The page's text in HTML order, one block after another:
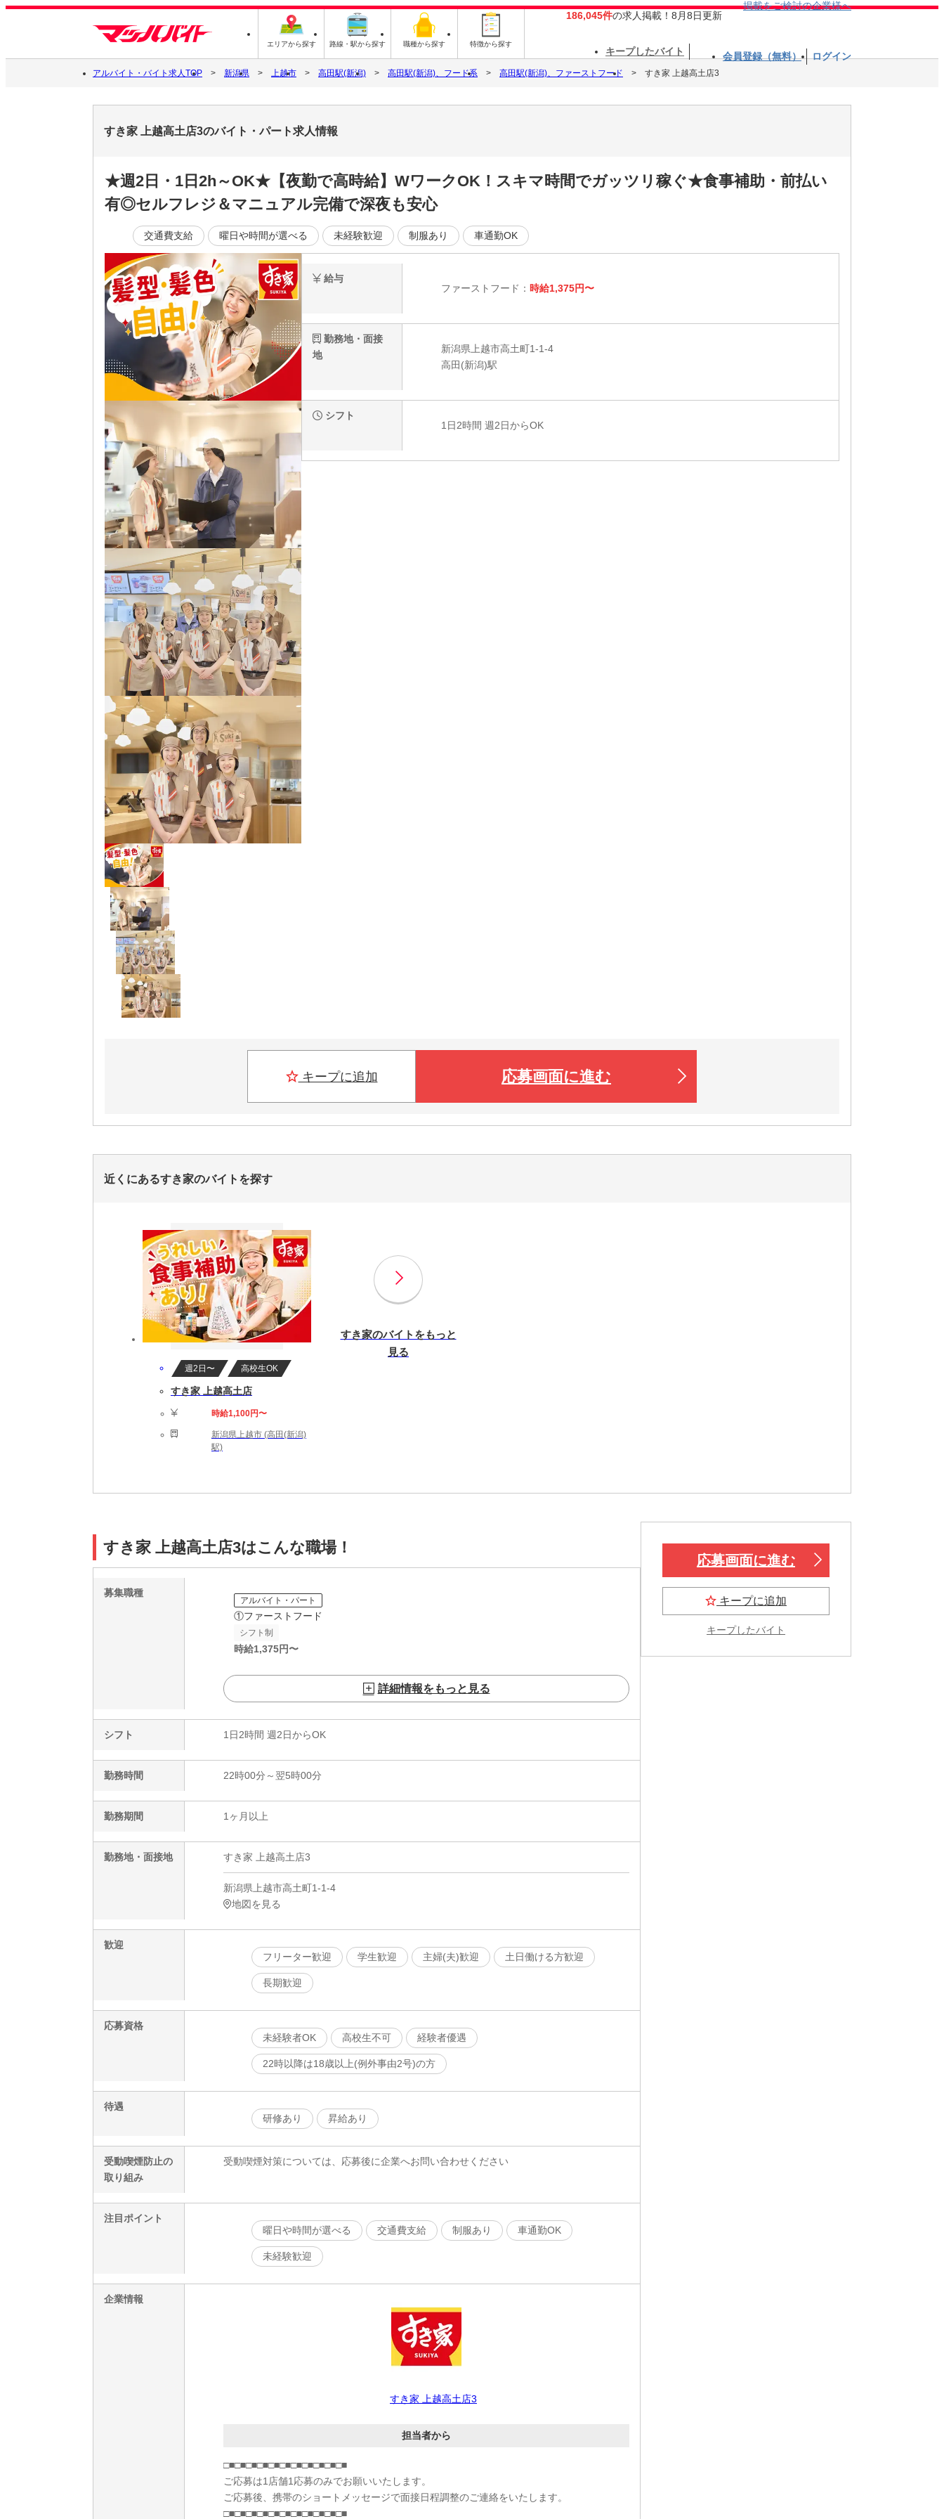
エリアから探す 路線・駅から探す 職種から探す 特徴から探す
186,045件の求人掲載！8月8日更新
掲載をご検討の企業様へ
キープしたバイト 会員登録（無料） ログイン
アルバイト・バイト求人TOP 新潟県 上越市 高田駅(新潟) 高田駅(新潟)、フード系 高田駅(新潟)、ファーストフード すき家 上越高土店3
すき家 上越高土店3のバイト・パート求人情報
★週2日・1日2h～OK★【夜勤で高時給】WワークOK！スキマ時間でガッツリ稼ぐ★食事補助・前払い
有◎セルフレジ＆マニュアル完備で深夜も安心
交通費支給 曜日や時間が選べる 未経験歓迎 制服あり 車通勤OK
給与
ファーストフード： 時給1,375円〜
勤務地・面接
地
新潟県上越市高土町1-1-4
高田(新潟)駅
シフト
1日2時間 週2日からOK
キープに追加 応募画面に進む
近くにあるすき家のバイトを探す
週2日〜 高校生OK
すき家 上越高土店
時給1,100円〜
新潟県上越市 (高田(新潟)
駅)
すき家のバイトをもっと
見る
すき家 上越高土店3はこんな職場！
募集職種
アルバイト・パート
①ファーストフード
シフト制
時給1,375円〜
詳細情報をもっと見る
シフト 1日2時間 週2日からOK
勤務時間 22時00分～翌5時00分
勤務期間 1ヶ月以上
勤務地・面接地 すき家 上越高土店3
新潟県上越市高土町1-1-4
地図を見る
歓迎
フリーター歓迎
学生歓迎 主婦(夫)歓迎 土日働ける方歓迎
長期歓迎
応募資格
未経験者OK
高校生不可 経験者優遇
22時以降は18歳以上(例外事由2号)の方
待遇
研修あり
昇給あり
受動喫煙防止の
取り組み
受動喫煙対策については、応募後に企業へお問い合わせください
注目ポイント
曜日や時間が選べる
交通費支給 制服あり 車通勤OK
未経験歓迎
企業情報
すき家 上越高土店3
担当者から
□■□■□■□■□■□■□■□■□■□■□■
ご応募は1店舗1応募のみでお願いいたします。
ご応募後、携帯のショートメッセージで面接日程調整のご連絡をいたします。
□■□■□■□■□■□■□■□■□■□■□■
応募画面に進む
キープに追加
キープしたバイト